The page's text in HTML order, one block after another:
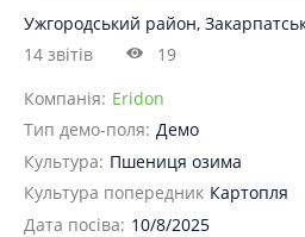
Ужгородський район,
14 звітів
19
Компанія: Eridon
Тип демо-поля: Демо
Культура: Пшениця озима
Культура попередник Картопля
Дата посіва: 10/8/2025